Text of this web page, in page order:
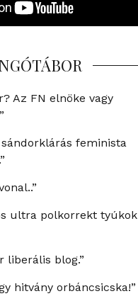
Az FN elnöke vagy
feminista
ultra polkorrekt tyúkok
liberális blog.”
hitvány orbáncsicska!”